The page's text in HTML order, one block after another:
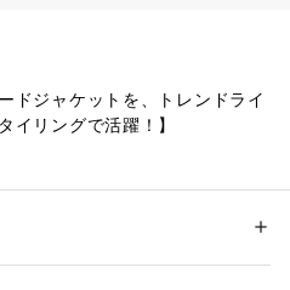
ドジャケットを、トレンドライ
イリングで活躍！】
目の身幅で、今季らしいトレン
、レーヨン4%、ナイロン1%、再生